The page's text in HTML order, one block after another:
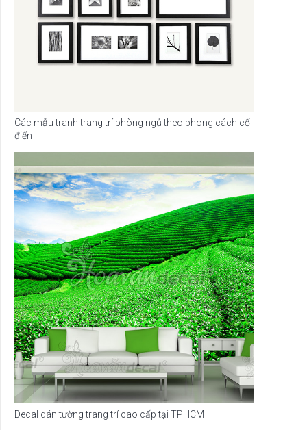
Các mẫu tranh trang trí phòng ngủ theo phong cách cổ
điển
Decal dán tường trang trí cao cấp tại TPHCM